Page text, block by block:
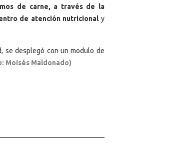
de carne, a través de la
de atención nutricionaly
se desplegó con un modulo de
Moisés Maldonado)